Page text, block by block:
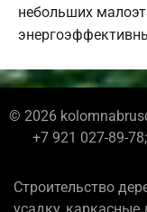
небольших
© 2026
+7 921 027-89-
Строительство